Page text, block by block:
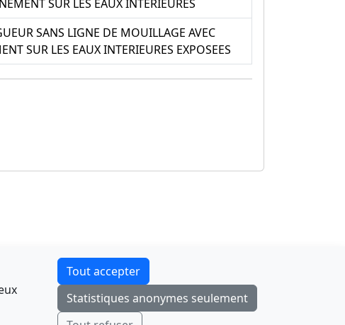
SUR LES EAUX INTERIEURES
SANS LIGNE DE MOUILLAGE AVEC
SUR LES EAUX INTERIEURES EXPOSEES
F-Droid·App Store·Google Play·Linux
Tchap
Tout accepter
Statistiques anonymes seulement